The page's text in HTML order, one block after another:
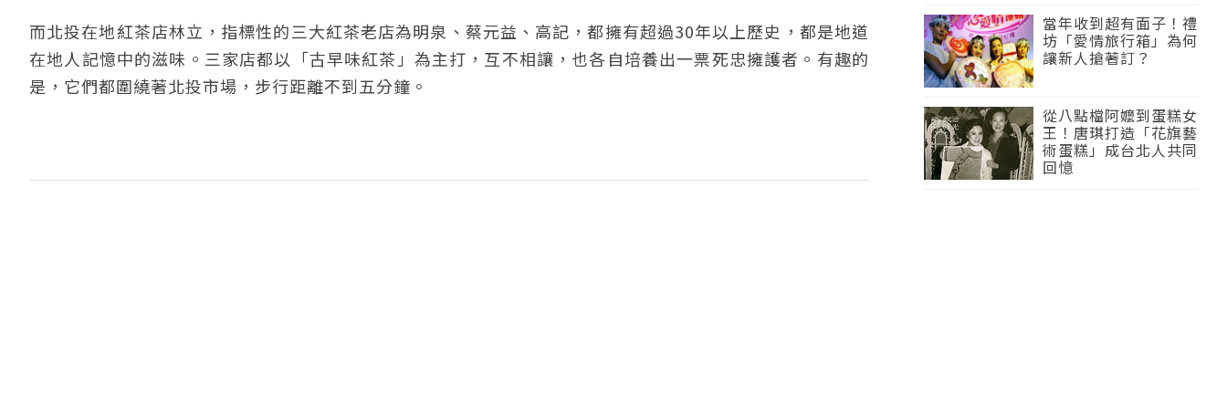
而北投在地紅茶店林立，指標性的三大紅茶老店為明泉、蔡元益、高記，都擁有超過30年以上歷史，都是地道
在地人記憶中的滋味。三家店都以「古早味紅茶」為主打，互不相讓，也各自培養出一票死忠擁護者。有趣的
是，它們都圍繞著北投市場，步行距離不到五分鐘。
當年收到超有面子！禮
坊「愛情旅行箱」為何
讓新人搶著訂？
從八點檔阿嬤到蛋糕女
王！唐琪打造「花旗藝
術蛋糕」成台北人共同
回憶